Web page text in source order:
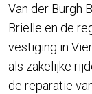
Van der Burgh
Brielle en de
vestiging in
als zakelijke
de reparatie